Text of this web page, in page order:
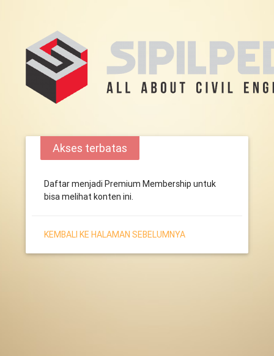
Akses terbatas
Daftar menjadi Premium Membership untuk
bisa melihat konten ini.
KEMBALI KE HALAMAN SEBELUMNYA